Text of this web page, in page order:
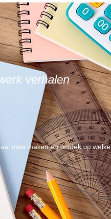
verhalen
mee maken en ontdek op welke